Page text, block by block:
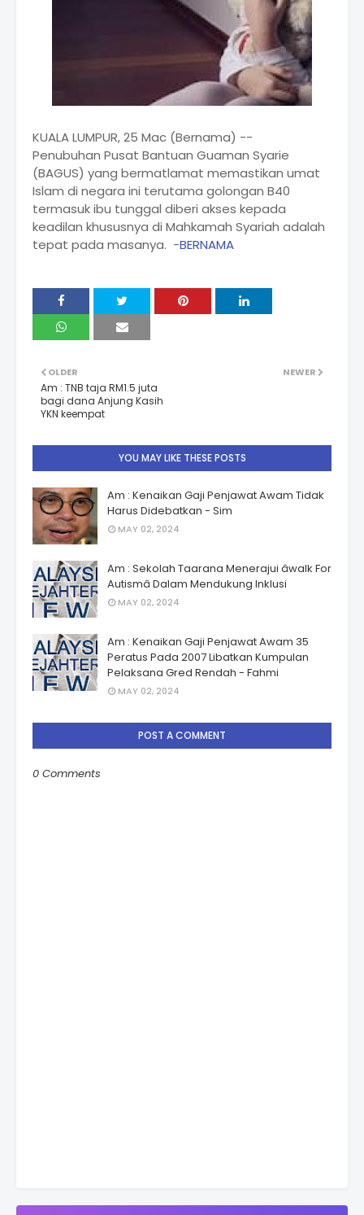
KUALA LUMPUR, 25 Mac (Bernama) --
Penubuhan Pusat Bantuan Guaman Syarie
(BAGUS) yang bermatlamat memastikan umat
Islam di negara ini terutama golongan B40
termasuk ibu tunggal diberi akses kepada
keadilan khususnya di Mahkamah Syariah adalah
tepat pada masanya. -BERNAMA
NEWER
OLDER
Am : TNB taja RM1.5 juta
bagi dana Anjung Kasih
YKN keempat
YOU MAY LIKE THESE POSTS
Am : Kenaikan Gaji Penjawat Awam Tidak
Harus Didebatkan - Sim
MAY 02, 2024
Am : Sekolah Taarana Menerajui âwalk For
Autismâ Dalam Mendukung Inklusi
MAY 02, 2024
Am : Kenaikan Gaji Penjawat Awam 35
Peratus Pada 2007 Libatkan Kumpulan
Pelaksana Gred Rendah - Fahmi
MAY 02, 2024
POST A COMMENT
0 Comments